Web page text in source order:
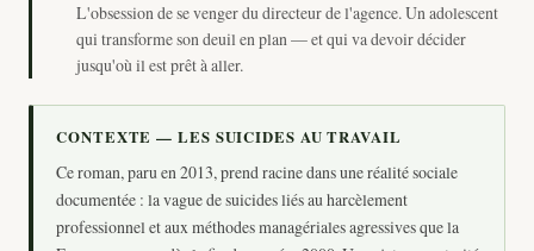
L'obsession de se venger du directeur de l'agence. Un adolescent
qui transforme son deuil en plan — et qui va devoir décider
jusqu'où il est prêt à aller.
CONTEXTE — LES SUICIDES AU TRAVAIL
Ce roman, paru en 2013, prend racine dans une réalité sociale
documentée : la vague de suicides liés au harcèlement
professionnel et aux méthodes managériales agressives que la